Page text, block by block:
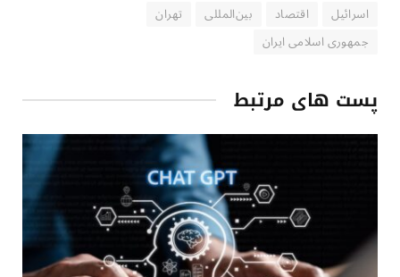
اسرائیل اقتصاد بین‌المللی
تهران
جمهوری اسلامی ایران
پست های مرتبط